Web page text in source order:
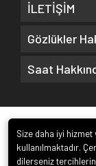
İLETİŞİM
Gözlükler
Saat
Size daha iyi
kullanılmaktadır.
dilerseniz